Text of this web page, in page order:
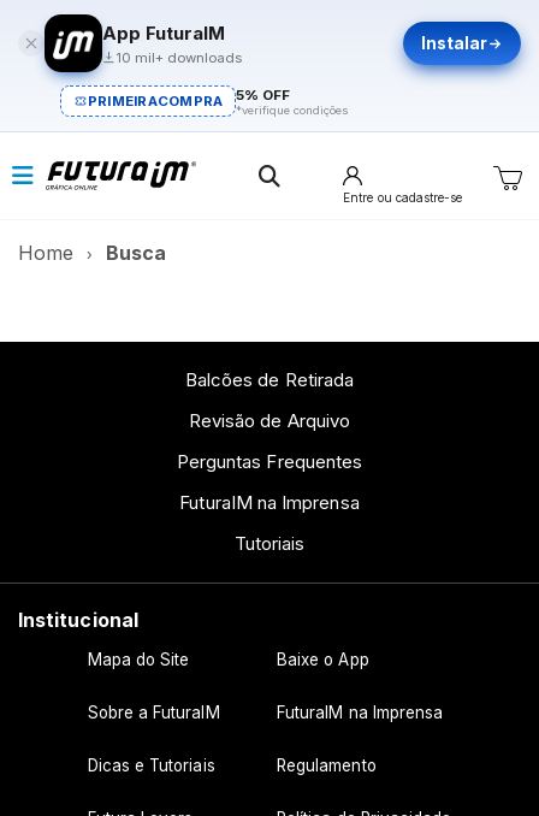
App FuturaIM
10 mil+ downloads
Instalar
PRIMEIRACOMPRA 5% OFF
*verifique condições
Entre ou cadastre-se
Home Busca
Balcões de Retirada
Revisão de Arquivo
Perguntas Frequentes
FuturaIM na Imprensa
Tutoriais
Institucional
Mapa do Site Baixe o App
Sobre a FuturaIM FuturaIM na Imprensa
Dicas e Tutoriais Regulamento